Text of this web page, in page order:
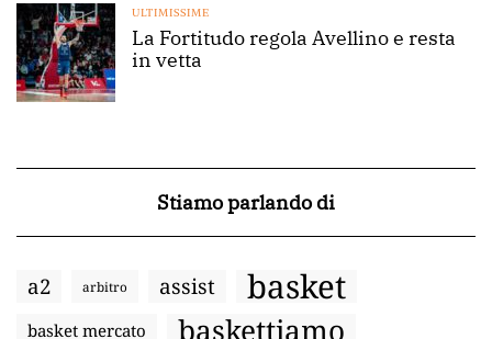
ULTIMISSIME
La Fortitudo regola Avellino e resta
in vetta
Stiamo parlando di
a2 arbitro assist basket
basket mercato baskettiamo